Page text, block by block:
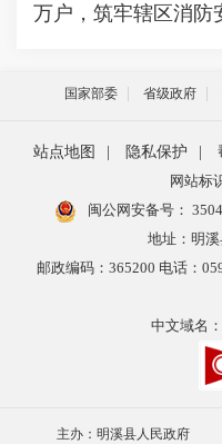
万户，筑牢辖区消防
国家部委 省级政府
站点地图 隐私保护
网站标
闽公网安备号：
地址：明
邮政编码：365200 电话：
中文域名
主办：明溪县人民政府